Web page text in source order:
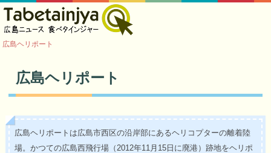
広島ヘリポート
広島ヘリポート
広島ヘリポートは広島市西区の沿岸部にあるヘリコプターの離着陸
場。かつての広島西飛行場（2012年11月15日に廃港）跡地をヘリポ